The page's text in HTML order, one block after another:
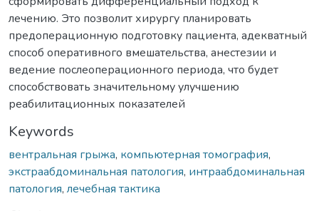
лечению. Это позволит хирургу планировать
предоперационную подготовку пациента, адекватный
способ оперативного вмешательства, анестезии и
ведение послеоперационного периода, что будет
способствовать значительному улучшению
реабилитационных показателей
Keywords
вентральная грыжа, компьютерная томография,
экстраабдоминальная патология, интраабдоминальная
патология, лечебная тактика